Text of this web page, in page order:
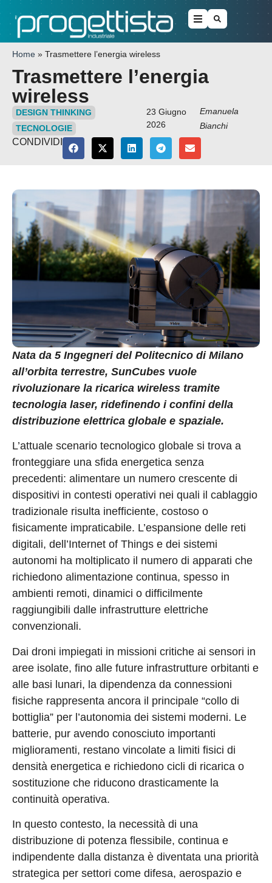
Home » Trasmettere l’energia wireless
Trasmettere l’energia
wireless
DESIGN THINKING
TECNOLOGIE
23 Giugno
2026
Emanuela
Bianchi
CONDIVIDI
Nata da 5 Ingegneri del Politecnico di Milano
all’orbita terrestre, SunCubes vuole
rivoluzionare la ricarica wireless tramite
tecnologia laser, ridefinendo i confini della
distribuzione elettrica globale e spaziale.
L’attuale scenario tecnologico globale si trova a
fronteggiare una sfida energetica senza
precedenti: alimentare un numero crescente di
dispositivi in contesti operativi nei quali il cablaggio
tradizionale risulta inefficiente, costoso o
fisicamente impraticabile. L’espansione delle reti
digitali, dell’Internet of Things e dei sistemi
autonomi ha moltiplicato il numero di apparati che
richiedono alimentazione continua, spesso in
ambienti remoti, dinamici o difficilmente
raggiungibili dalle infrastrutture elettriche
convenzionali.
Dai droni impiegati in missioni critiche ai sensori in
aree isolate, fino alle future infrastrutture orbitanti e
alle basi lunari, la dipendenza da connessioni
fisiche rappresenta ancora il principale “collo di
bottiglia” per l’autonomia dei sistemi moderni. Le
batterie, pur avendo conosciuto importanti
miglioramenti, restano vincolate a limiti fisici di
densità energetica e richiedono cicli di ricarica o
sostituzione che riducono drasticamente la
continuità operativa.
In questo contesto, la necessità di una
distribuzione di potenza flessibile, continua e
indipendente dalla distanza è diventata una priorità
strategica per settori come difesa, aerospazio e